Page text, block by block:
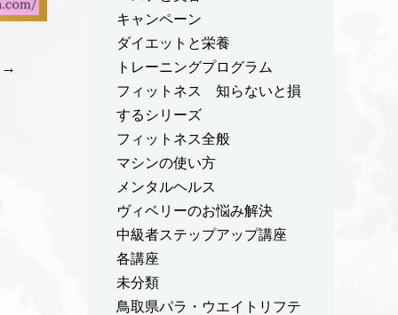
→
キャンペーン
ダイエットと栄養
トレーニングプログラム
フィットネス 知らないと損
するシリーズ
フィットネス全般
マシンの使い方
メンタルヘルス
ヴィベリーのお悩み解決
中級者ステップアップ講座
各講座
未分類
鳥取県パラ・ウエイトリフテ